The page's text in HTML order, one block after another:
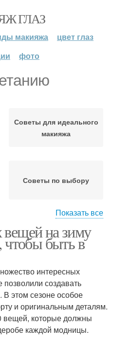
ГЛАЗ
макияжа
цвет глаз
фото
Советы для идеального
макияжа
Советы по выбору
Показать все
на зиму
чтобы быть в
интересных
создавать
этом сезоне особое
и оригинальным деталям.
вещей, которые должны
каждой модницы.